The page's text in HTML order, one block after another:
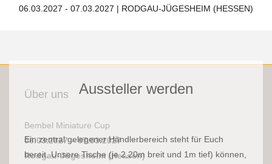
06.03.2027 - 07.03.2027 | RODGAU-JÜGESHEIM (HESSEN)
Aussteller werden
Ein zentral gelegener Händlerbereich steht für Euch
bereit. Unsere Tische (je 2,20m breit und 1m tief) können,
Über uns
Bembel Miniature Cup
06.03.2027 – 07.03.2027
Rodgau-Jügesheim (Hessen)